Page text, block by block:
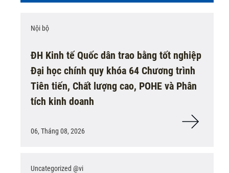
Nội bộ
ĐH Kinh tế Quốc dân trao bằng tốt nghiệp
Đại học chính quy khóa 64 Chương trình
Tiên tiến, Chất lượng cao, POHE và Phân
tích kinh doanh
06, Tháng 08, 2026
Uncategorized @vi